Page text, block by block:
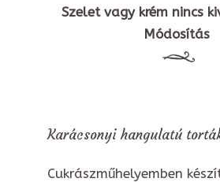
Szelet vagy krém nincs
Módosítás
Karácsonyi hangulatú
Cukrászműhelyemben